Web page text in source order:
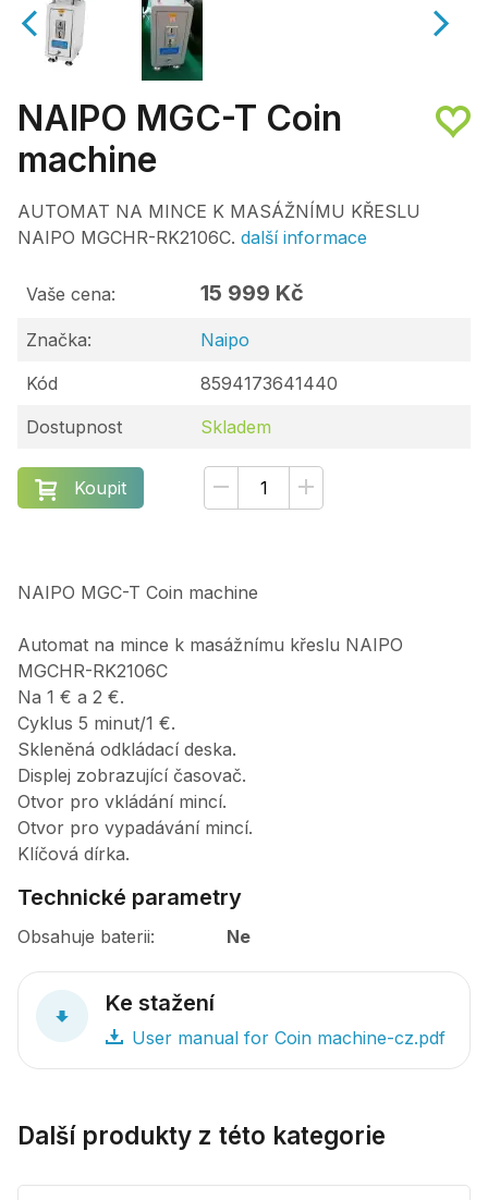
NAIPO MGC-T Coin
machine
AUTOMAT NA MINCE K MASÁŽNÍMU KŘESLU
NAIPO MGCHR-RK2106C. další informace
Vaše cena: 15 999 Kč
Značka:
Naipo
Kód
8594173641440
Dostupnost
Skladem
Koupit
NAIPO MGC-T Coin machine
Automat na mince k masážnímu křeslu NAIPO
MGCHR-RK2106C
Na 1 € a 2 €.
Cyklus 5 minut/1 €.
Skleněná odkládací deska.
Displej zobrazující časovač.
Otvor pro vkládání mincí.
Otvor pro vypadávání mincí.
Klíčová dírka.
Technické parametry
Obsahuje baterii Ne
Ke stažení
User manual for Coin machine-cz.pdf
Další produkty z této kategorie